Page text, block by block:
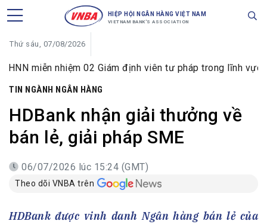
HIỆP HỘI NGÂN HÀNG VIỆT NAM
VIETNAM BANK'S ASSOCIATION
Thứ sáu, 07/08/2026
nhiệm 02 Giám định viên tư pháp trong lĩnh vực tiền tệ
TIN NGÀNH NGÂN HÀNG
HDBank nhận giải thưởng về
bán lẻ, giải pháp SME
06/07/2026 lúc 15:24 (GMT)
Theo dõi VNBA trên
HDBank được vinh danh Ngân hàng bán lẻ của